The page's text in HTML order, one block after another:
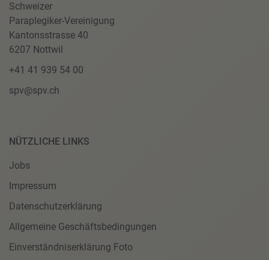
Schweizer
Paraplegiker-Vereinigung
Kantonsstrasse 40
6207 Nottwil
+41 41 939 54 00
spv@spv.ch
NÜTZLICHE LINKS
Jobs
Impressum
Datenschutzerklärung
Allgemeine Geschäftsbedingungen
Einverständniserklärung Foto